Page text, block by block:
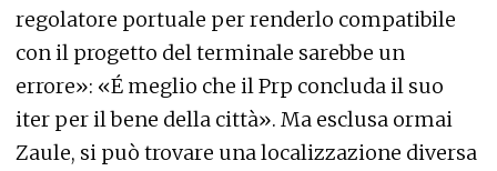
regolatore portuale per renderlo compatibile
con il progetto del terminale sarebbe un
errore»: «É meglio che il Prp concluda il suo
iter per il bene della città». Ma esclusa ormai
Zaule, si può trovare una localizzazione diversa